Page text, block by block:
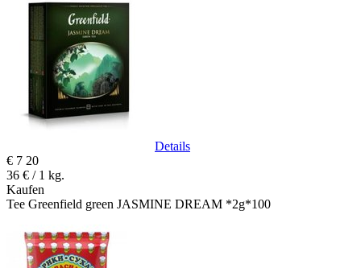
Details
€ 7 20
36 € / 1 kg.
Kaufen
Tee Greenfield green JASMINE DREAM *2g*100